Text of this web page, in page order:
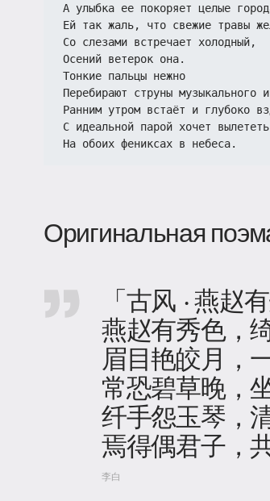
А улыбка ее покоряет целые
Ей так жаль, что свежие травы
Со слезами встречает холодный,
Осений ветерок она.
Тонкие пальцы нежно
Перебирают струны музыкального
Ранним утром встаёт и глубоко
С идеальной парой хочет вылететь
На обоих фениксах в небеса.
Оригинальная
「古风 · 燕赵
燕赵有秀色，
眉目艳皎月，
常恐碧草晚，
纤手怨玉琴，
焉得偶君子，
李白